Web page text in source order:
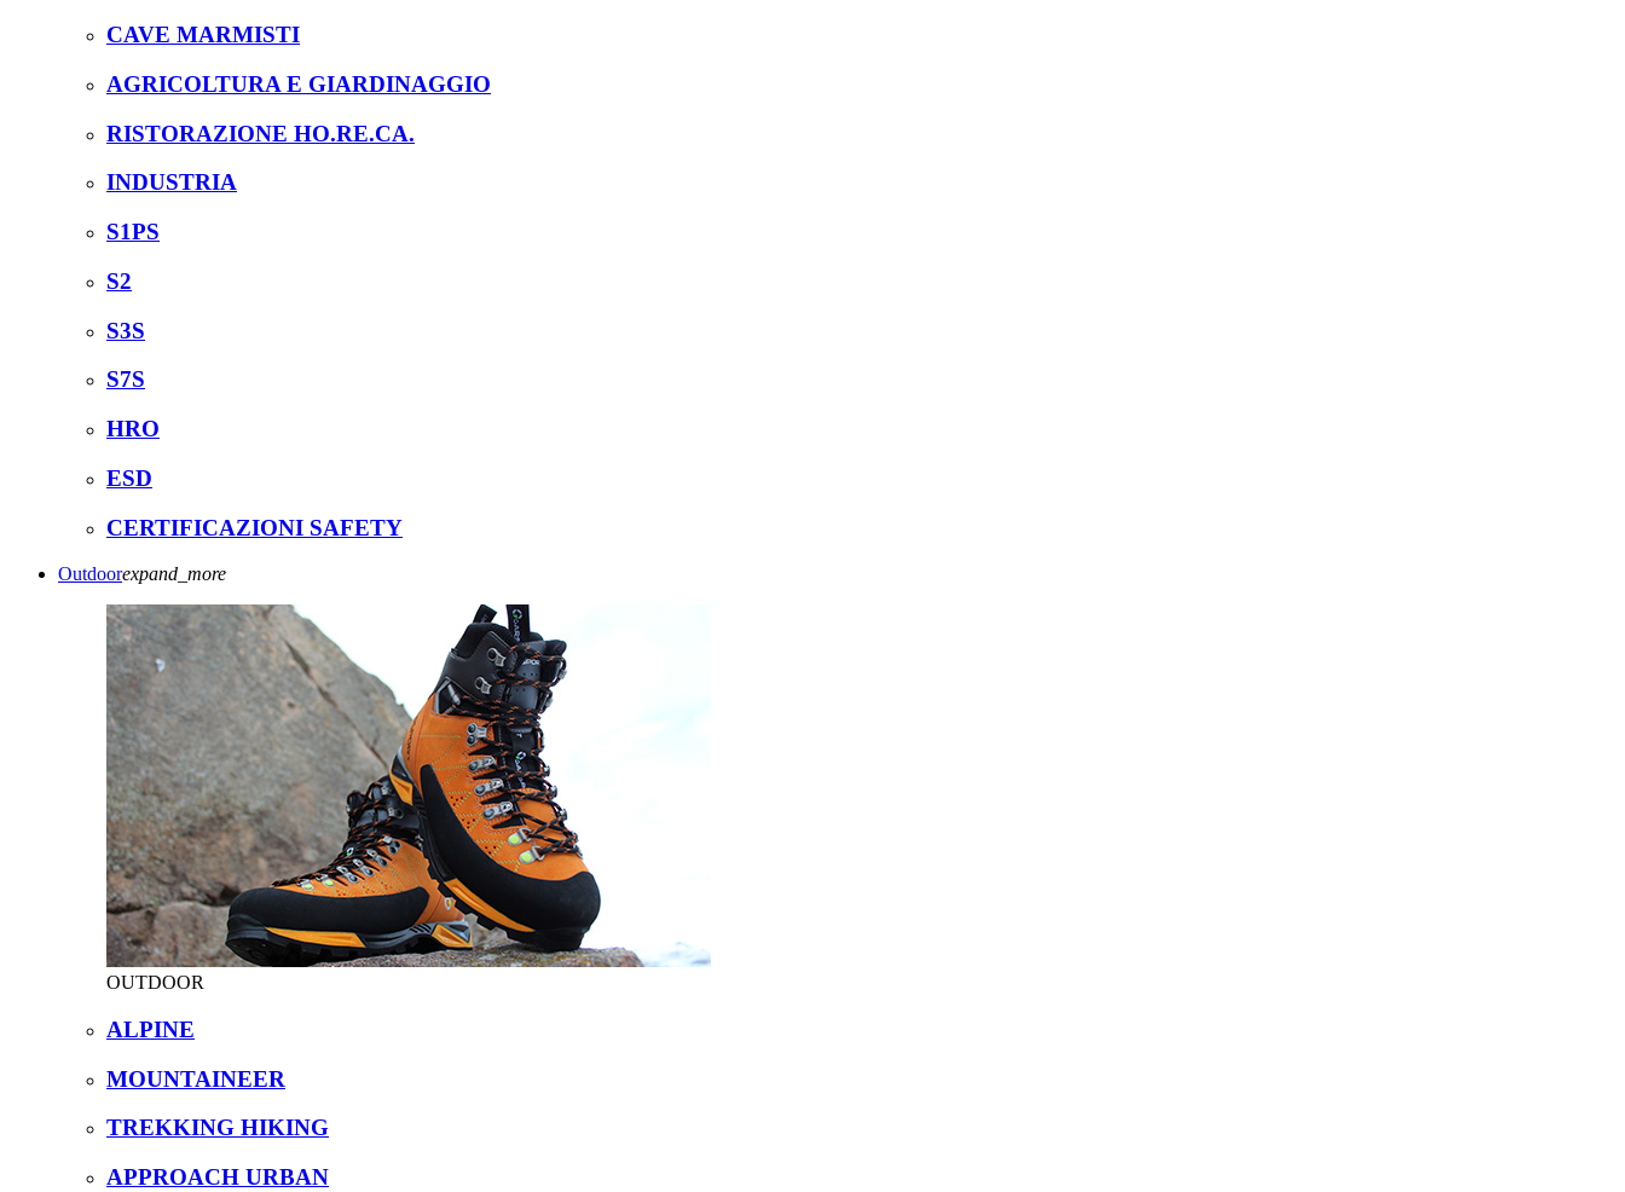
CAVE MARMISTI
AGRICOLTURA E GIARDINAGGIO
RISTORAZIONE HO.RE.CA.
INDUSTRIA
S1PS
S2
S3S
S7S
HRO
ESD
CERTIFICAZIONI SAFETY
Outdoorexpand_more
OUTDOOR
ALPINE
MOUNTAINEER
TREKKING HIKING
APPROACH URBAN